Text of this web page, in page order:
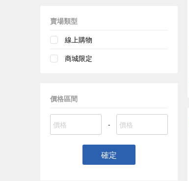
賣場類型
線上購物
商城限定
價格區間
-
確定